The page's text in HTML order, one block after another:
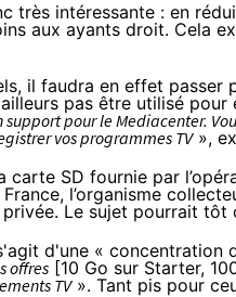
très intéressante : en
aux ayants droit. Cela
il faudra en effet
pas être utilisé
pour le Mediacenter.
vos programmes TV»,
carte SD fournie par
l’organisme
privée. Le sujet pourrait
d'une « concentration
offres [10 Go sur Starter,
TV». Tant pis pour